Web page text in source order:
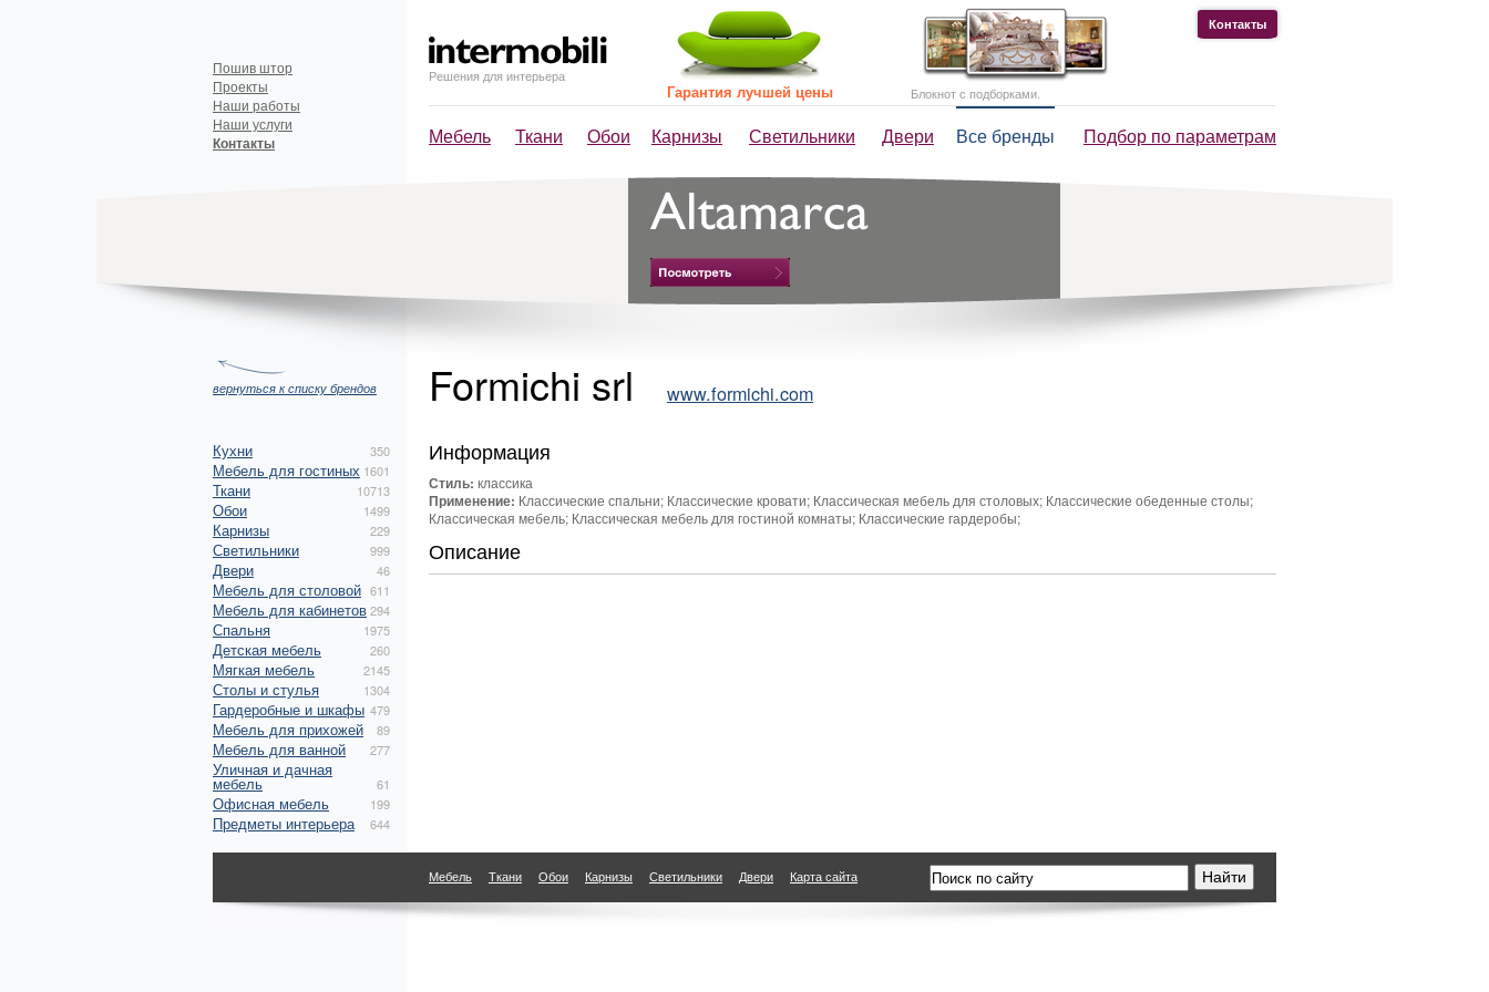
Решения для интерьера
Мебель Ткани Обои Карнизы Светильники Двери Все бренды Подбор по параметрам
Пошив штор
Проекты
Наши работы
Наши услуги
Контакты
Контакты
Гарантия лучшей цены Блокнот с подборками.
вернуться к списку брендов
Кухни 350
Мебель для гостиных 1601
Ткани 10713
Обои 1499
Карнизы 229
Светильники 999
Двери 46
Мебель для столовой 611
Мебель для кабинетов294
Спальня 1975
Детская мебель 260
Мягкая мебель 2145
Столы и стулья 1304
Гардеробные и шкафы 479
Мебель для прихожей 89
Мебель для ванной 277
Уличная и дачная
мебель 61
Офисная мебель 199
Предметы интерьера 644
Formichi srl www.formichi.com
Информация
Стиль: классика
Применение: Классические спальни; Классические кровати; Классическая мебель для столовых; Классические обеденные столы;
Классическая мебель; Классическая мебель для гостиной комнаты; Классические гардеробы;
Описание
Мебель Ткани Обои Карнизы Светильники Двери Карта сайта